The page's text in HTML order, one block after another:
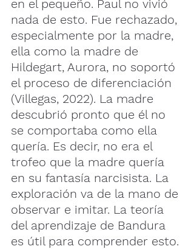
en el pequeño. Paul no vivió
nada de esto. Fue rechazado,
especialmente por la madre,
ella como la madre de
Hildegart, Aurora, no soportó
el proceso de diferenciación
(Villegas, 2022). La madre
descubrió pronto que él no
se comportaba como ella
quería. Es decir, no era el
trofeo que la madre quería
en su fantasía narcisista. La
exploración va de la mano de
observar e imitar. La teoría
del aprendizaje de Bandura
es útil para comprender esto.